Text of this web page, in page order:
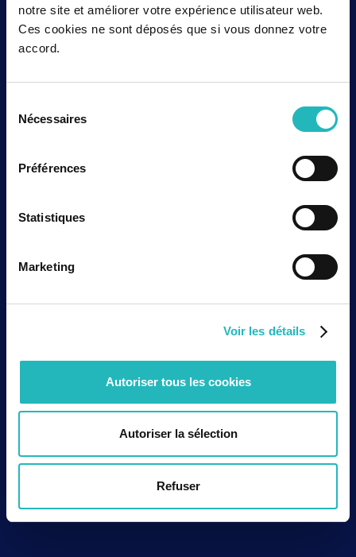
notre site et améliorer votre expérience utilisateur web.
Ces cookies ne sont déposés que si vous donnez votre
accord.
Nécessaires
Préférences
Statistiques
Marketing
Voir les détails
Autoriser tous les cookies
Autoriser la sélection
Refuser